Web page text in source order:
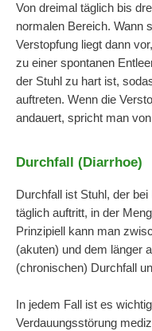
Von dreimal täglich bis
normalen Bereich. Wann
Verstopfung liegt dann
zu einer spontanen
der Stuhl zu hart ist,
auftreten. Wenn die
andauert, spricht man
Durchfall (Diarrhoe)
Durchfall ist Stuhl, der
täglich auftritt, in der
Prinzipiell kann man
(akuten) und dem länger
(chronischen) Durchfall
In jedem Fall ist es
Verdauungsstörung